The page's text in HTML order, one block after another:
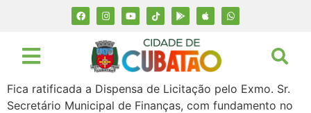
Fica ratificada a Dispensa de Licitação pelo Exmo. Sr.
Secretário Municipal de Finanças, com fundamento no